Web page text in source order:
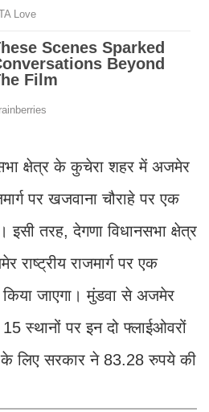
क्षेत्र के कुचेरा शहर में अजमेर
पर खजवाना चौराहे पर एक
इसी तरह, देगणा विधानसभा क्षेत्र
राष्ट्रीय राजमार्ग पर एक
किया जाएगा। मुंडवा से अजमेर
15 स्थानों पर इन दो फ्लाईओवरों
लिए सरकार ने 83.28 रुपये की